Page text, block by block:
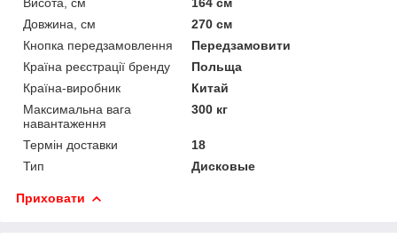
Довжина, см
270 см
Кнопка передзамовлення
Передзамовити
Країна реєстрації бренду
Польща
Країна-виробник
Китай
Максимальна вага
навантаження
300 кг
Термін доставки
18
Тип
Дисковые
Приховати